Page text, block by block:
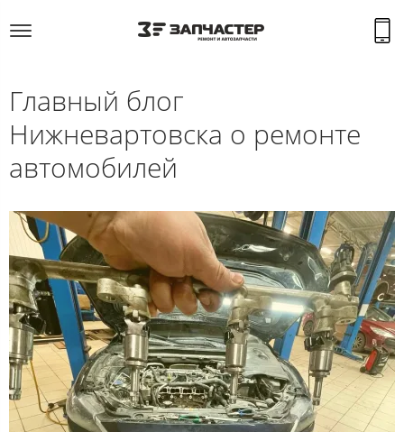
Главный блог
Нижневартовска о ремонте
автомобилей